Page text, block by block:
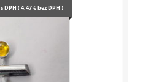
s DPH (4,47€bez DPH )